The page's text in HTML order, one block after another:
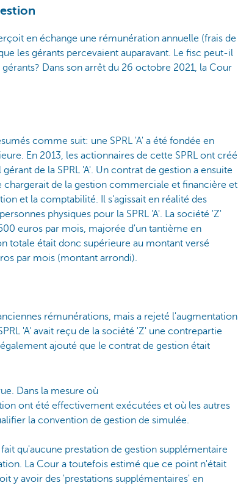
en échange une rémunération annuelle (frais de
les gérants percevaient auparavant. Le fisc peut-il
Dans son arrêt du 26 octobre 2021, la Cour
comme suit: une SPRL 'A' a été fondée en
En 2013, les actionnaires de cette SPRL ont créé
de la SPRL 'A'. Un contrat de gestion a ensuite
de la gestion commerciale et financière et
et la comptabilité. Il s'agissait en réalité des
physiques pour la SPRL 'A'. La société 'Z'
euros par mois, majorée d'un tantième en
totale était donc supérieure au montant versé
par mois (montant arrondi).
rémunérations, mais a rejeté l'augmentation
'A' avait reçu de la société 'Z' une contrepartie
ajouté que le contrat de gestion était
Dans la mesure où
ont été effectivement exécutées et où les autres
la convention de gestion de simulée.
qu'aucune prestation de gestion supplémentaire
La Cour a toutefois estimé que ce point n'était
y avoir des 'prestations supplémentaires' en